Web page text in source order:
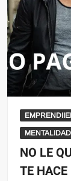
MENTALIDAD
NO LE
TE